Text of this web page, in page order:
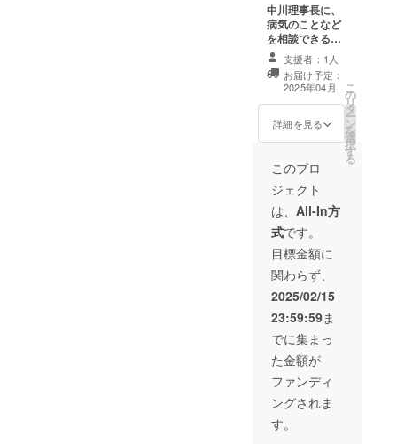
中川理事長に、
病気のことなど
を相談できる権
利を差し上げま
す。 （相談内容
など2025年3月
以降にご連絡を
差し上げます）
支援者：1人
お届け予定：
2025年04月
詳細を見る
こ
の
リ
タ
ー
ン
を
選
択
す
る
このプロ
ジェクト
は、 All-In方
式です。
目標金額に
関わらず、
2025/02/15
23:59:59ま
でに集まっ
た金額が
ファンディ
ングされま
す。